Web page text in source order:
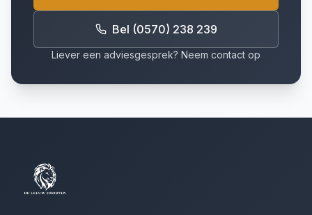
Bel (0570) 238 239
Liever een adviesgesprek? Neem contact op